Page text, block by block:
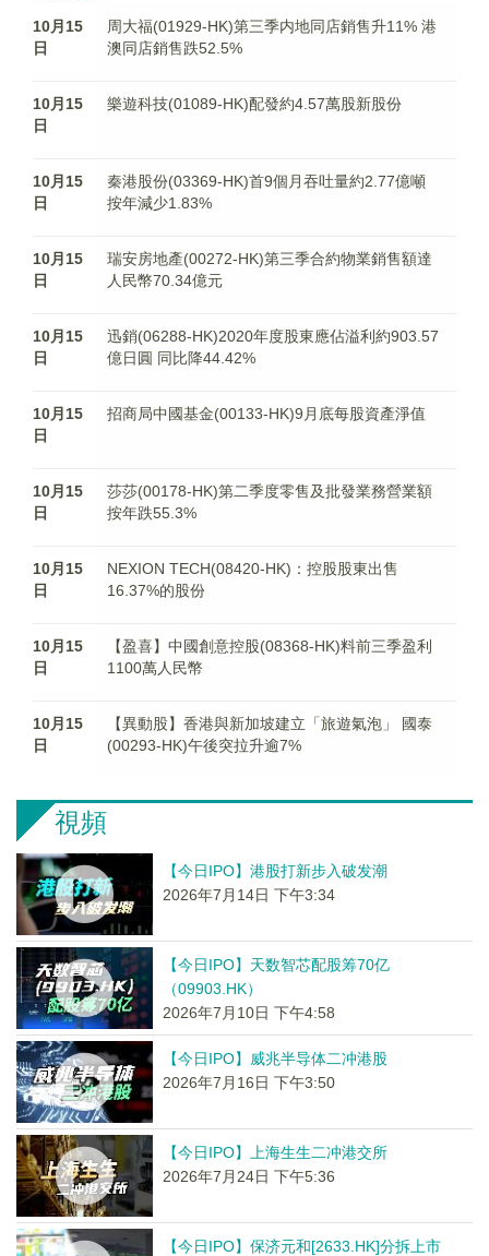
10月15
日
周大福(01929-HK)第三季内地同店銷售升11% 港
澳同店銷售跌52.5%
10月15
日
樂遊科技(01089-HK)配發約4.57萬股新股份
10月15
日
秦港股份(03369-HK)首9個月吞吐量約2.77億噸
按年減少1.83%
10月15
日
瑞安房地產(00272-HK)第三季合約物業銷售額達
人民幣70.34億元
10月15
日
迅銷(06288-HK)2020年度股東應佔溢利約903.57
億日圓 同比降44.42%
10月15
日
招商局中國基金(00133-HK)9月底每股資產淨值
10月15
日
莎莎(00178-HK)第二季度零售及批發業務營業額
按年跌55.3%
10月15
日
NEXION TECH(08420-HK)：控股股東出售
16.37%的股份
10月15
日
【盈喜】中國創意控股(08368-HK)料前三季盈利
1100萬人民幣
10月15
日
【異動股】香港與新加坡建立「旅遊氣泡」 國泰
(00293-HK)午後突拉升逾7%
視頻
【今日IPO】港股打新步入破发潮
2026年7月14日 下午3:34
【今日IPO】天数智芯配股筹70亿
（09903.HK）
2026年7月10日 下午4:58
【今日IPO】威兆半导体二冲港股
2026年7月16日 下午3:50
【今日IPO】上海生生二冲港交所
2026年7月24日 下午5:36
【今日IPO】保济元和[2633.HK]分拆上市